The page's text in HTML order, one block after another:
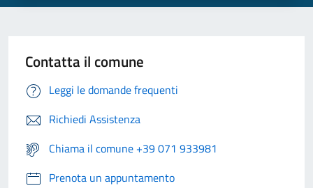
Contatta il comune
Leggi le domande frequenti
Richiedi Assistenza
Chiama il comune +39 071 933981
Prenota un appuntamento